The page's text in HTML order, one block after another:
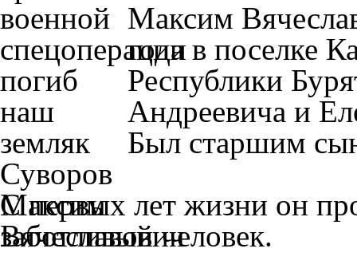
Максим
года в поселке
Республики
Андреевича и
Был старшим
С первых лет жизни он
заботливый человек.